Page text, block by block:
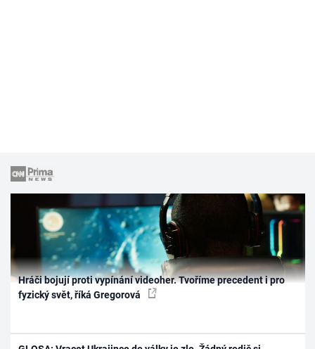
Hráči bojují proti vypínání videoher. Tvoříme precedent i pro
fyzický svět, říká Gregorová